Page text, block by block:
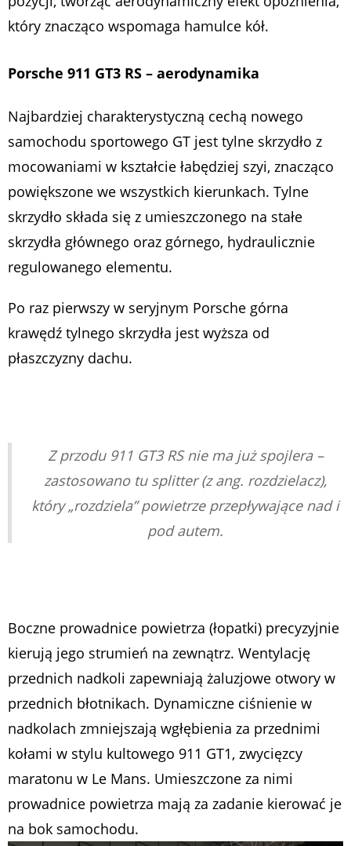
który znacząco wspomaga hamulce kół.
Porsche 911 GT3 RS – aerodynamika
Najbardziej charakterystyczną cechą nowego
samochodu sportowego GT jest tylne skrzydło z
mocowaniami w kształcie łabędziej szyi, znacząco
powiększone we wszystkich kierunkach. Tylne
skrzydło składa się z umieszczonego na stałe
skrzydła głównego oraz górnego, hydraulicznie
regulowanego elementu.
Po raz pierwszy w seryjnym Porsche górna
krawędź tylnego skrzydła jest wyższa od
płaszczyzny dachu.
Z przodu 911 GT3 RS nie ma już spojlera –
zastosowano tu splitter (z ang. rozdzielacz),
który „rozdziela” powietrze przepływające nad i
pod autem.
Boczne prowadnice powietrza (łopatki) precyzyjnie
kierują jego strumień na zewnątrz. Wentylację
przednich nadkoli zapewniają żaluzjowe otwory w
przednich błotnikach. Dynamiczne ciśnienie w
nadkolach zmniejszają wgłębienia za przednimi
kołami w stylu kultowego 911 GT1, zwycięzcy
maratonu w Le Mans. Umieszczone za nimi
prowadnice powietrza mają za zadanie kierować je
na bok samochodu.